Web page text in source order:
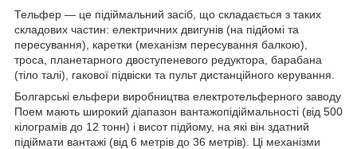
Тельфер — це підіймальний засіб, що складається з таких
складових частин: електричних двигунів (на підйомі та
пересування), каретки (механізм пересування балкою),
троса, планетарного двоступеневого редуктора, барабана
(тіло талі), гакової підвіски та пульт дистанційного керування.
Болгарські ельфери виробництва електротельферного заводу
Поем мають широкий діапазон вантажопідіймальності (від 500
кілограмів до 12 тонн) і висот підйому, на які він здатний
підіймати вантажі (від 6 метрів до 36 метрів). Ці механізми